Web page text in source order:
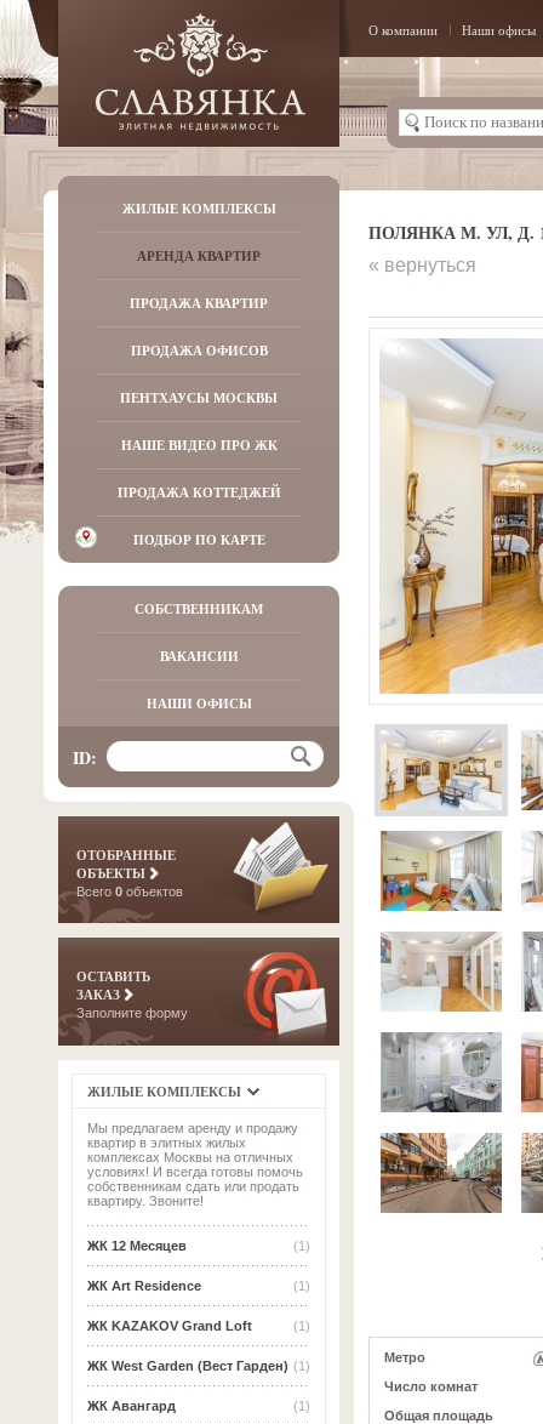
О компании Наши офисы
ЖИЛЫЕ КОМПЛЕКСЫ
АРЕНДА КВАРТИР
ПРОДАЖА КВАРТИР
ПРОДАЖА ОФИСОВ
ПЕНТХАУСЫ МОСКВЫ
НАШЕ ВИДЕО ПРО ЖК
ПРОДАЖА КОТТЕДЖЕЙ
ПОДБОР ПО КАРТЕ
СОБСТВЕННИКАМ
ВАКАНСИИ
НАШИ ОФИСЫ
ID:
ОТОБРАННЫЕ
ОБЪЕКТЫ
Всего 0 объектов
ОСТАВИТЬ
ЗАКАЗ
Заполните форму
ЖИЛЫЕ КОМПЛЕКСЫ
Мы предлагаем аренду и продажу
квартир в элитных жилых
комплексах Москвы на отличных
условиях! И всегда готовы помочь
собственникам сдать или продать
квартиру. Звоните!
(1)
ЖК 12 Месяцев
(1)
ЖК Art Residence
(1)
ЖК KAZAKOV Grand Loft
(1)
ЖК West Garden (Вест Гарден)
(1)
ЖК Авангард
ПОЛЯНКА М. УЛ, Д.
« вернуться
Метро
Число комнат
Общая площадь